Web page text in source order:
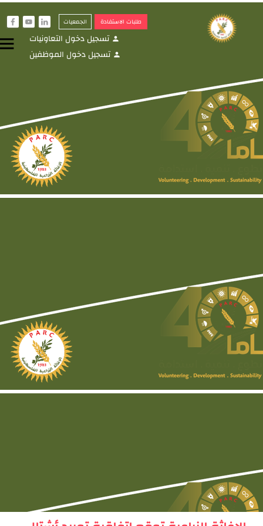
طلبات الاستفادة الجمعيات i
y
f
person تسجيل دخول التعاونيات
person تسجيل دخول الموظفين